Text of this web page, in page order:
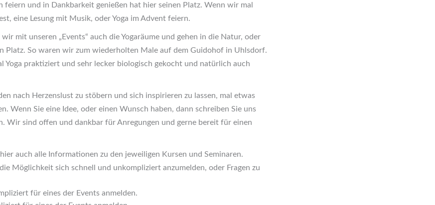
feiern und in Dankbarkeit genießen hat hier seinen Platz. Wenn wir mal
eine Lesung mit Musik, oder Yoga im Advent feiern.
mit unseren „Events“ auch die Yogaräume und gehen in die Natur, oder
Platz. So waren wir zum wiederholten Male auf dem Guidohof in Uhlsdorf.
Yoga praktiziert und sehr lecker biologisch gekocht und natürlich auch
nach Herzenslust zu stöbern und sich inspirieren zu lassen, mal etwas
Wenn Sie eine Idee, oder einen Wunsch haben, dann schreiben Sie uns
Wir sind offen und dankbar für Anregungen und gerne bereit für einen
auch alle Informationen zu den jeweiligen Kursen und Seminaren.
Möglichkeit sich schnell und unkompliziert anzumelden, oder Fragen zu